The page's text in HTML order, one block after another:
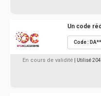
Un code
Code :
En cours de validité | Utilisé